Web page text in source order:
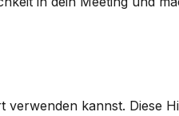
kannst. Diese